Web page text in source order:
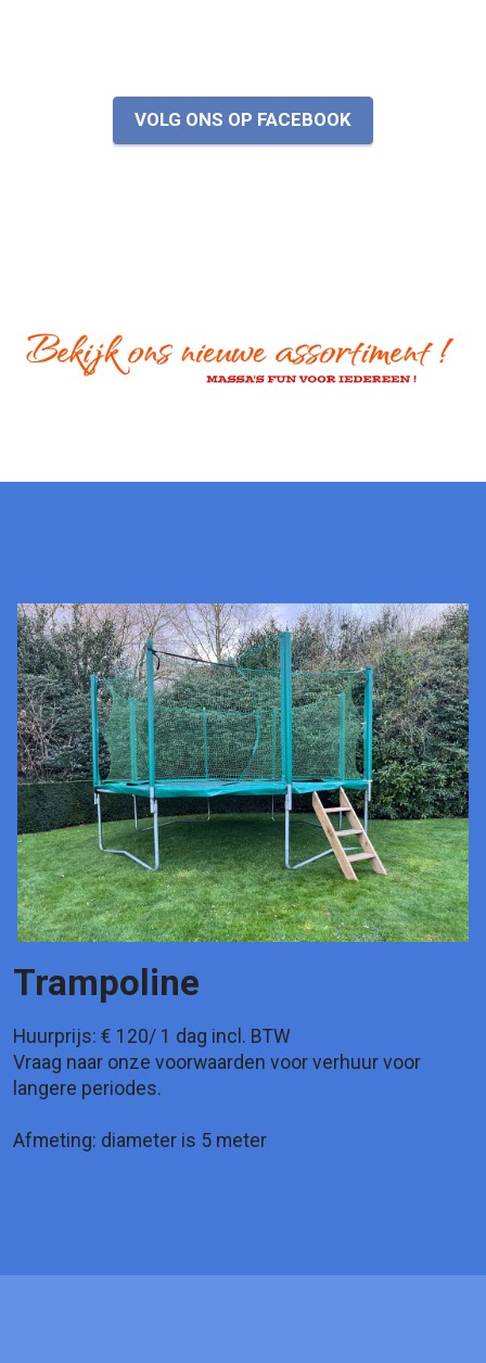
VOLG ONS OP FACEBOOK
Trampoline
Huurprijs: € 120/ 1 dag incl. BTW
Vraag naar onze voorwaarden voor verhuur voor
langere periodes.
Afmeting: diameter is 5 meter